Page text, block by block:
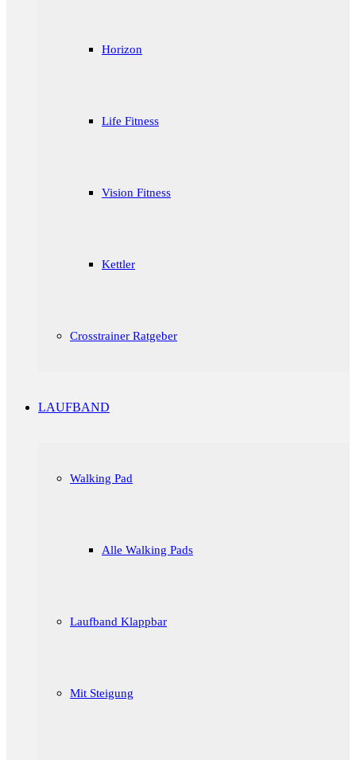
Horizon
Life Fitness
Vision Fitness
Kettler
Crosstrainer Ratgeber
LAUFBAND
Walking Pad
Alle Walking Pads
Laufband Klappbar
Mit Steigung